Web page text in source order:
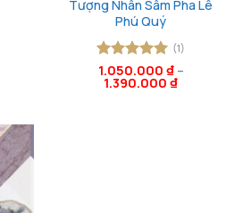
Tượng Nhân Sâm Pha Lê
Phú Quý
Được xếp
hạng55
(1)
1.050.000 ₫–
1.390.000 ₫